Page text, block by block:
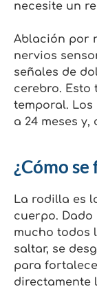
necesite un
Ablación por
nervios
señales de
cerebro. Esto
temporal.
a 24 meses
¿Cómo
La rodilla es
cuerpo.
mucho todos
saltar, se
para
directamente